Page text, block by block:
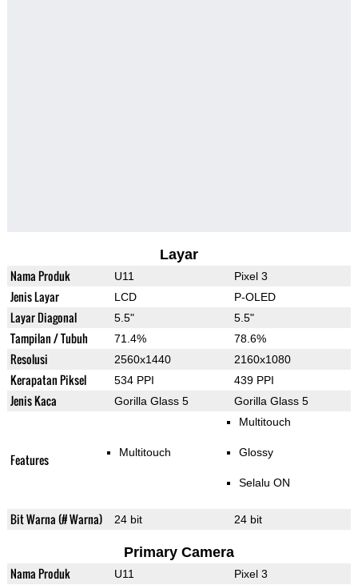
Layar
Nama Produk U11 Pixel 3
Jenis Layar LCD P-OLED
Layar Diagonal 5.5" 5.5"
Tampilan / Tubuh 71.4% 78.6%
Resolusi 2560x1440 2160x1080
Kerapatan Piksel 534 PPI 439 PPI
Jenis Kaca Gorilla Glass 5 Gorilla Glass 5
Features Multitouch
Multitouch
Glossy
Selalu ON
Bit Warna (# Warna) 24 bit 24 bit
Primary Camera
Nama Produk U11 Pixel 3